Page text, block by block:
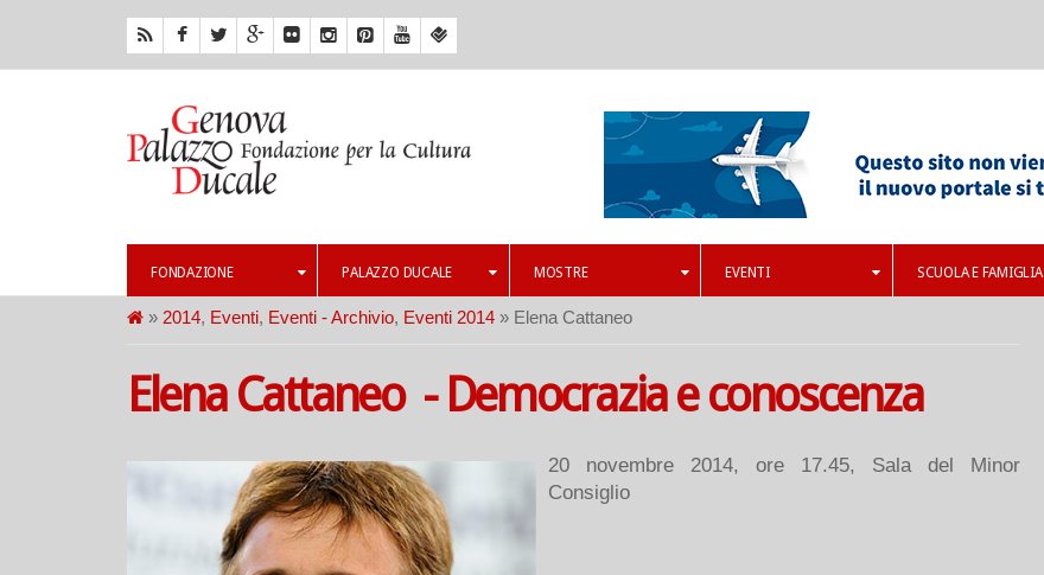
FONDAZIONE PALAZZO DUCALE MOSTRE EVENTI SCUOLA E FAMIGLIA
» 2014, Eventi, Eventi - Archivio, Eventi 2014 » Elena Cattaneo
Elena Cattaneo - Democrazia e conoscenza
20 novembre 2014, ore 17.45, Sala del Minor
Consiglio